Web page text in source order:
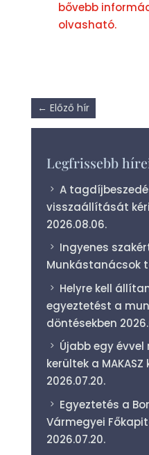
bővebb
olvasható.
← Előző hír
Legfrissebb
A
visszaállítását
2026.08.06.
Ingyenes
Munkástanácsok
Helyre kell
egyeztetést a
döntésekben
Újabb egy
kerültek a
2026.07.20.
Egyeztetés a
Vármegyei
2026.07.20.